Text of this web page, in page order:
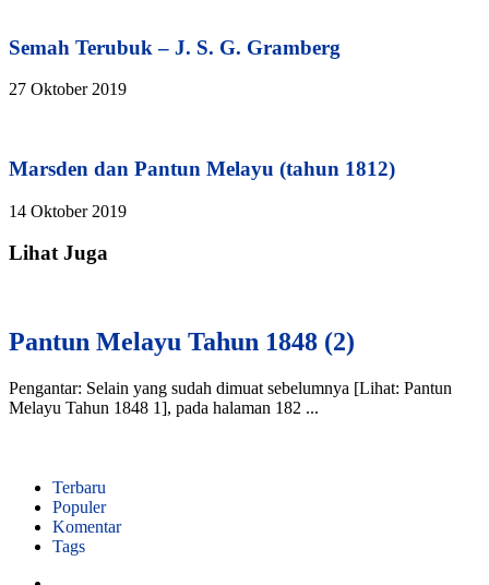
Semah Terubuk – J. S. G. Gramberg
27 Oktober 2019
Marsden dan Pantun Melayu (tahun 1812)
14 Oktober 2019
Lihat Juga
Pantun Melayu Tahun 1848 (2)
Pengantar: Selain yang sudah dimuat sebelumnya [Lihat: Pantun
Melayu Tahun 1848 1], pada halaman 182 ...
Terbaru
Populer
Komentar
Tags